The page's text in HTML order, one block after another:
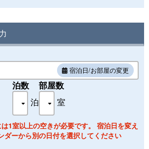
プラスチック資源循環促進法』という法
◆
はタオル、バスタオルのご用意のみとな
い合わせくださいませ。
別途有料となりますのでご連絡下さいま
望に添えない場合もございます）
宿泊日/お部屋の変更
泊数
泊
部屋数
室
1室以上の空きが必要です。 宿泊日を変え
ダーから別の日付を選択してください